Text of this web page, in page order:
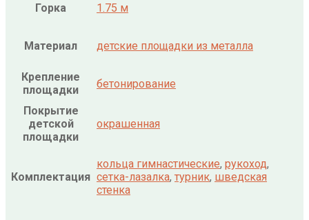
Горка 1.75 м
Материал детские площадки из металла
Крепление
площадки
бетонирование
Покрытие
детской
площадки
окрашенная
Комплектация
кольца гимнастические, рукоход,
сетка-лазалка, турник, шведская
стенка